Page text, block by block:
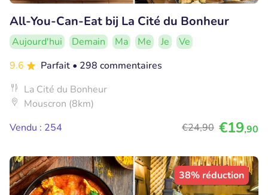
All-You-Can-Eat bij La Cité du Bonheur
Aujourd'hui Demain Ma Me Je
Ve
9.6
Parfait • 298 commentaires
La Cité du Bonheur
Mouscron (8km)
Vendu : 254
€24,90 €19,90
38% réduction